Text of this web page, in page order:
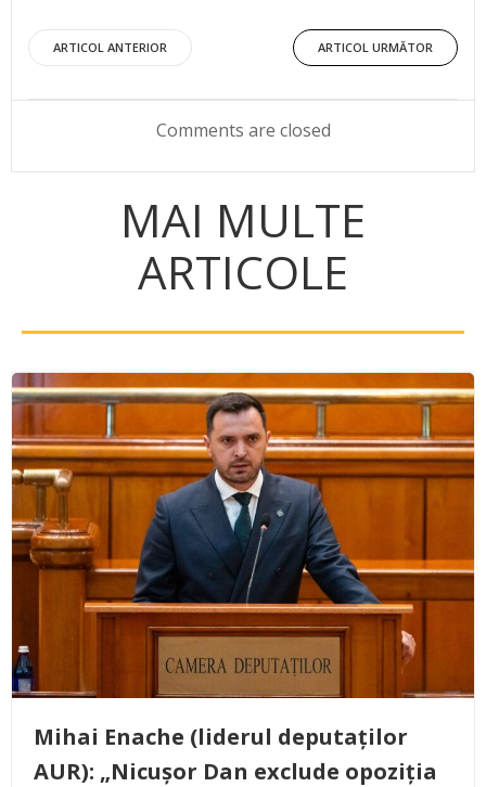
Post
navigation
ARTICOL ANTERIOR
Post
navigation
ARTICOL URMĂTOR
Comments are closed
MAI MULTE
ARTICOLE
Mihai Enache (liderul deputaților
AUR): „Nicușor Dan exclude opoziția